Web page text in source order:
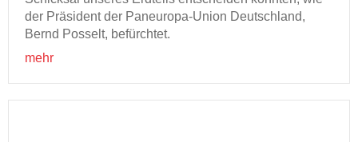
der Prä­si­dent der Paneuropa-​Union Deutsch­land,
Bernd Pos­selt, be­fürch­tet.
mehr